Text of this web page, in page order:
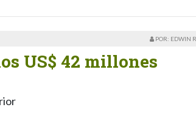
POR: EDWIN
US$ 42 millones